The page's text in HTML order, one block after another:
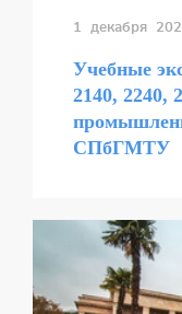
1 декабря
Учебные
2140, 2240,
СПбГМТУ